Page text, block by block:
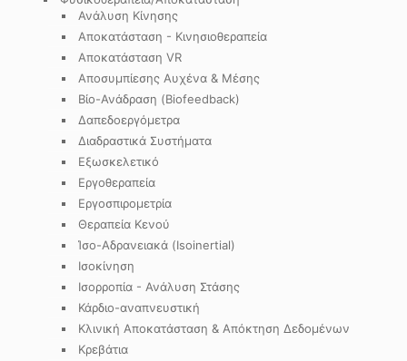
Ανάλυση Κίνησης
Αποκατάσταση - Κινησιοθεραπεία
Αποκατάσταση VR
Αποσυμπίεσης Αυχένα & Μέσης
Βίο-Ανάδραση (Biofeedback)
Δαπεδοεργόμετρα
Διαδραστικά Συστήματα
Εξωσκελετικό
Εργοθεραπεία
Εργοσπιρομετρία
Θεραπεία Κενού
Ίσο-Αδρανειακά (Isoinertial)
Ισοκίνηση
Ισορροπία - Ανάλυση Στάσης
Κάρδιο-αναπνευστική
Κλινική Αποκατάσταση & Απόκτηση Δεδομένων
Κρεβάτια